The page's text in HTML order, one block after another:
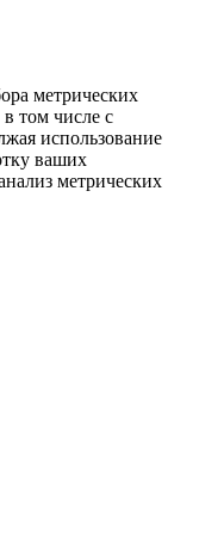
метрических
том числе с
использование
ваших
метрических